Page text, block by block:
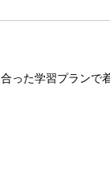
った学習プランで